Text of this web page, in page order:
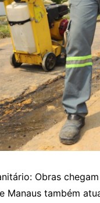
Obras
Manaus também